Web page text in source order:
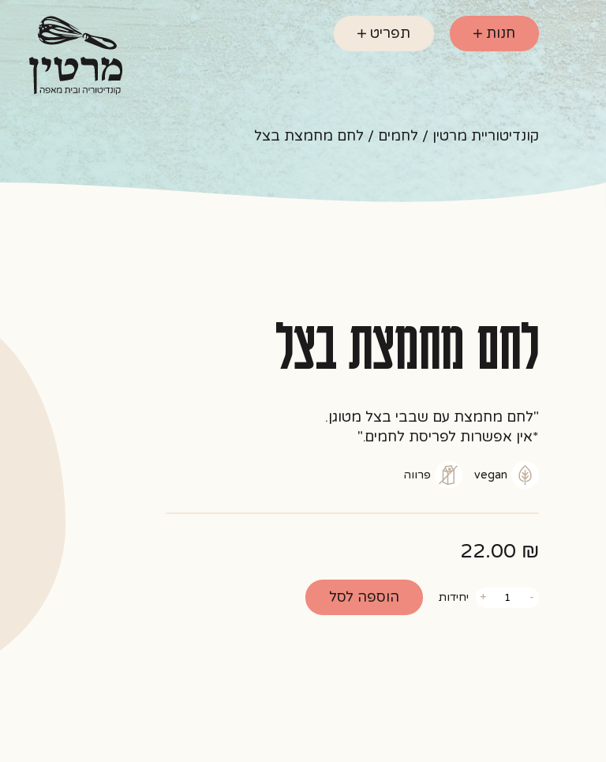
חנות תפריט
קונדיטוריית מרטין / לחמים / לחם מחמצת בצל
לחם מחמצת בצל
"לחם מחמצת עם שבבי בצל מטוגן.
*אין אפשרות לפריסת לחמים."
vegan פרווה
22.00 ₪
-של
+ יחידות הוספה לסל